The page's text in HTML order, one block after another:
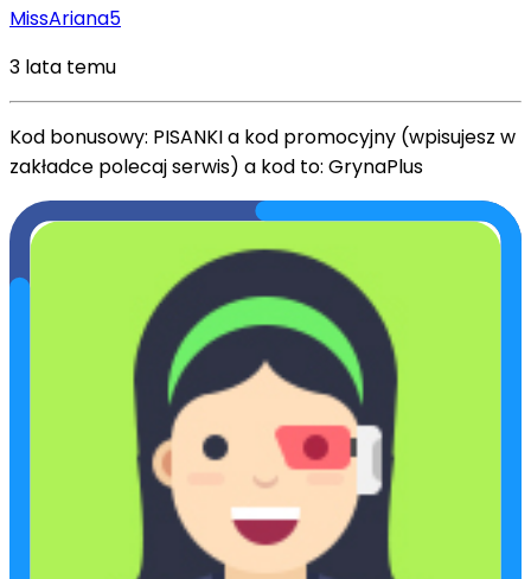
MissAriana5
3 lata temu
Kod bonusowy: PISANKI a kod promocyjny (wpisujesz w
zakładce polecaj serwis) a kod to: GrynaPlus